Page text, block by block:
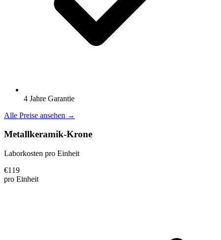
4 Jahre Garantie
Alle Preise ansehen →
Metallkeramik-Krone
Laborkosten pro Einheit
€119
pro Einheit